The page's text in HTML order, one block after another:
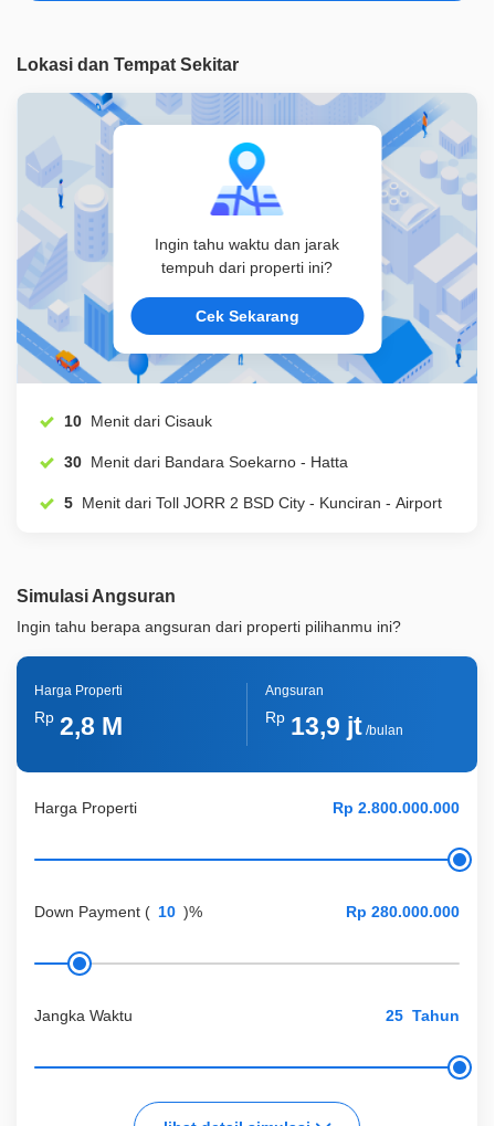
Lokasi dan Tempat Sekitar
Ingin tahu waktu dan jarak
tempuh dari properti ini?
Cek Sekarang
10 Menit dari Cisauk
30 Menit dari Bandara Soekarno - Hatta
5 Menit dari Toll JORR 2 BSD City - Kunciran - Airport
Simulasi Angsuran
Ingin tahu berapa angsuran dari properti pilihanmu ini?
Harga Properti
Down Payment ( )%
Jangka Waktu Tahun
Harga Properti
Rp 2,8 M
Angsuran
Rp 13,9 jt/bulan